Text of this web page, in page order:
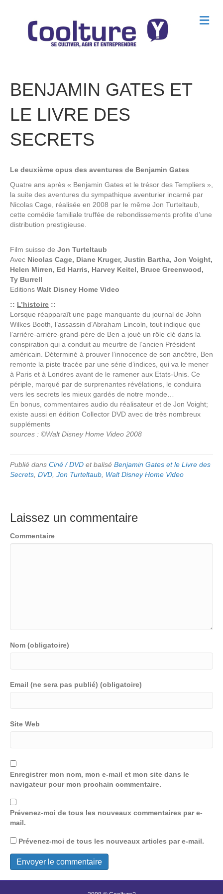
M
e
BENJAMIN GATES ET
LE LIVRE DES
SECRETS
Le deuxième opus des aventures de Benjamin Gates
Quatre ans après « Benjamin Gates et le trésor des Templiers »,
la suite des aventures du sympathique aventurier incarné par
Nicolas Cage, réalisée en 2008 par le même Jon Turteltaub,
cette comédie familiale truffée de rebondissements profite d’une
distribution prestigieuse.
Film suisse de Jon Turteltaub
Avec Nicolas Cage, Diane Kruger, Justin Bartha, Jon Voight,
Helen Mirren, Ed Harris, Harvey Keitel, Bruce Greenwood,
Ty Burrell
Editions Walt Disney Home Video
:: L’histoire ::
Lorsque réapparaît une page manquante du journal de John
Wilkes Booth, l’assassin d’Abraham Lincoln, tout indique que
l’arrière-arrière-grand-père de Ben a joué un rôle clé dans la
conspiration qui a conduit au meurtre de l’ancien Président
américain. Déterminé à prouver l’innocence de son ancêtre, Ben
remonte la piste tracée par une série d’indices, qui va le mener
à Paris et à Londres avant de le ramener aux Etats-Unis. Ce
périple, marqué par de surprenantes révélations, le conduira
vers les secrets les mieux gardés de notre monde…
En bonus, commentaires audio du réalisateur et de Jon Voight;
existe aussi en édition Collector DVD avec de très nombreux
suppléments
sources : ©Walt Disney Home Video 2008
Publié dans Ciné / DVD et balisé Benjamin Gates et le Livre des
Secrets DVD Jon Turteltaub Walt Disney Home Video
Laissez un commentaire
Commentaire
Nom (obligatoire)
Email (ne sera pas publié) (obligatoire)
Site Web
Enregistrer mon nom, mon e-mail et mon site dans le
navigateur pour mon prochain commentaire.
Prévenez-moi de tous les nouveaux commentaires par e-
mail.
Prévenez-moi de tous les nouveaux articles par e-mail.